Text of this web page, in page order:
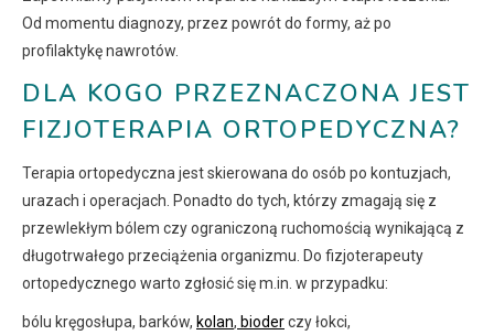
Od momentu diagnozy, przez powrót do formy, aż po
profilaktykę nawrotów.
DLA KOGO PRZEZNACZONA JEST
FIZJOTERAPIA ORTOPEDYCZNA?
Terapia ortopedyczna jest skierowana do osób po kontuzjach,
urazach i operacjach. Ponadto do tych, którzy zmagają się z
przewlekłym bólem czy ograniczoną ruchomością wynikającą z
długotrwałego przeciążenia organizmu. Do fizjoterapeuty
ortopedycznego warto zgłosić się m.in. w przypadku:
bólu kręgosłupa, barków, kolan, bioderczy łokci,